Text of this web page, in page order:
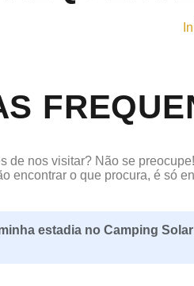
de nos visitar? Não se
encontrar o que procura, é só
estadia no Camping